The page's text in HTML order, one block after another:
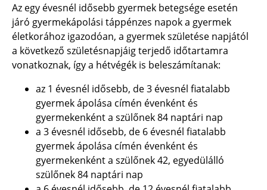
Az egy évesnél idősebb gyermek betegsége esetén
járó gyermekápolási táppénzes napok a gyermek
életkorához igazodóan, a gyermek születése napjától
a következő születésnapjáig terjedő időtartamra
vonatkoznak, így a hétvégék is beleszámítanak:
az 1 évesnél idősebb, de 3 évesnél fiatalabb
gyermek ápolása címén évenként és
gyermekenként a szülőnek 84 naptári nap
a 3 évesnél idősebb, de 6 évesnél fiatalabb
gyermek ápolása címén évenként és
gyermekenként a szülőnek 42, egyedülálló
szülőnek 84 naptári nap